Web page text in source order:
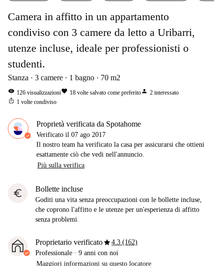
Camera in affitto in un appartamento
condiviso con 3 camere da letto a Uribarri,
utenze incluse, ideale per professionisti o
studenti.
Stanza 3 camere 1 bagno 70 m2
visibility 126 visualizzazionifavorite 18 volte salvato come preferitoperson 2 interessato
ios_share 1 volte condiviso
Proprietà verificata da Spotahome
Verificato il 07 ago 2017
Il nostro team ha verificato la casa per assicurarsi che ottieni
esattamente ciò che vedi nell'annuncio.
Più sulla verifica
euro Bollette incluse
Goditi una vita senza preoccupazioni con le bollette incluse,
che coprono l'affitto e le utenze per un'esperienza di affitto
senza problemi.
Proprietario verificatostar4.3 (162)
Professionale · 9 anni con noi
Maggiori informazioni su questo locatore